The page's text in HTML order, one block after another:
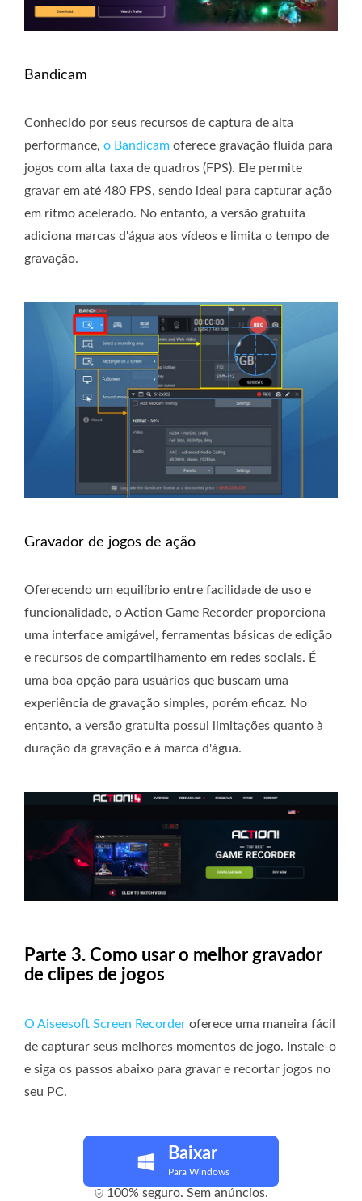
Bandicam
Conhecido por seus recursos de captura de alta
performance, o Bandicam oferece gravação fluida para
jogos com alta taxa de quadros (FPS). Ele permite
gravar em até 480 FPS, sendo ideal para capturar ação
em ritmo acelerado. No entanto, a versão gratuita
adiciona marcas d'água aos vídeos e limita o tempo de
gravação.
Gravador de jogos de ação
Oferecendo um equilíbrio entre facilidade de uso e
funcionalidade, o Action Game Recorder proporciona
uma interface amigável, ferramentas básicas de edição
e recursos de compartilhamento em redes sociais. É
uma boa opção para usuários que buscam uma
experiência de gravação simples, porém eficaz. No
entanto, a versão gratuita possui limitações quanto à
duração da gravação e à marca d'água.
Parte 3. Como usar o melhor gravador
de clipes de jogos
O Aiseesoft Screen Recorder oferece uma maneira fácil
de capturar seus melhores momentos de jogo. Instale-o
e siga os passos abaixo para gravar e recortar jogos no
seu PC.
Baixar
Para Windows
100% seguro. Sem anúncios.